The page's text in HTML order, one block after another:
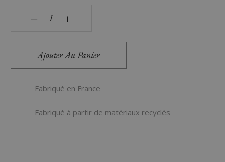
‒ +
Ajouter Au Panier
Fabriqué en France
Fabriqué à partir de matériaux recyclés